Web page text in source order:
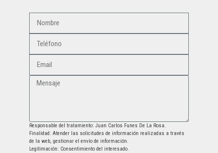
Responsable del tratamiento: Juan Carlos Funes De La Rosa.
Finalidad: Atender las solicitudes de información realizadas a través
de la web, gestionar el envío de información.
Legitimación: Consentimiento del interesado.